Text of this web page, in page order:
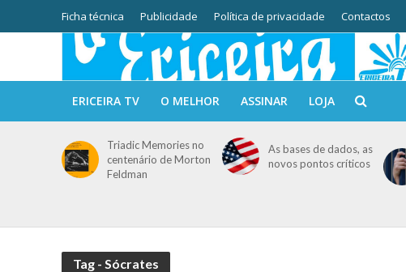
Ficha técnica Publicidade Política de privacidade Contactos
ERICEIRA TV O MELHOR ASSINAR LOJA
Triadic Memories no
centenário de Morton
Feldman
As bases de dados, as
novos pontos críticos
Tag - Sócrates